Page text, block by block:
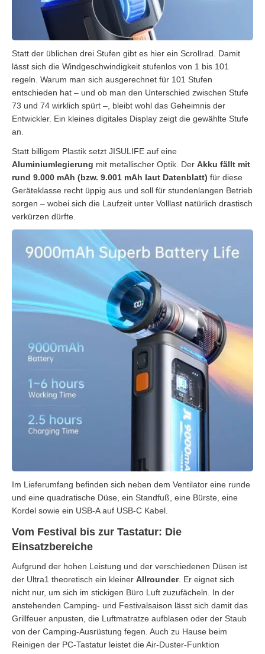
Statt der üblichen drei Stufen gibt es hier ein Scrollrad. Damit
lässt sich die Windgeschwindigkeit stufenlos von 1 bis 101
regeln. Warum man sich ausgerechnet für 101 Stufen
entschieden hat – und ob man den Unterschied zwischen Stufe
73 und 74 wirklich spürt –, bleibt wohl das Geheimnis der
Entwickler. Ein kleines digitales Display zeigt die gewählte Stufe
an.
Statt billigem Plastik setzt JISULIFE auf eine
Aluminiumlegierung mit metallischer Optik. Der Akku fällt mit
rund 9.000 mAh (bzw. 9.001 mAh laut Datenblatt) für diese
Geräteklasse recht üppig aus und soll für stundenlangen Betrieb
sorgen – wobei sich die Laufzeit unter Volllast natürlich drastisch
verkürzen dürfte.
Im Lieferumfang befinden sich neben dem Ventilator eine runde
und eine quadratische Düse, ein Standfuß, eine Bürste, eine
Kordel sowie ein USB-A auf USB-C Kabel.
Vom Festival bis zur Tastatur: Die
Einsatzbereiche
Aufgrund der hohen Leistung und der verschiedenen Düsen ist
der Ultra1 theoretisch ein kleiner Allrounder. Er eignet sich
nicht nur, um sich im stickigen Büro Luft zuzufächeln. In der
anstehenden Camping- und Festivalsaison lässt sich damit das
Grillfeuer anpusten, die Luftmatratze aufblasen oder der Staub
von der Camping-Ausrüstung fegen. Auch zu Hause beim
Reinigen der PC-Tastatur leistet die Air-Duster-Funktion